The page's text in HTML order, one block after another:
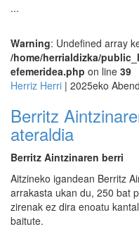
...
Warning: Undefined array
/home/herrialdizka/
efemeridea.php on line 39
Herriz Herri | 2025eko
Berritz
ateraldia
Berritz Aintzinaren berri
Aitzineko igandean Berritz
arrakasta ukan du, 250 bat
zirenak ez dira enoatu
baitute.